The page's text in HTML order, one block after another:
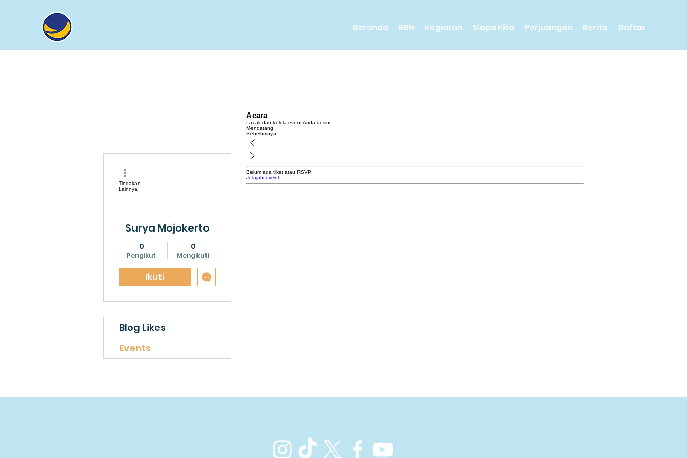
Beranda RBN Kegiatan Siapa Kita Perjuangan Berita Daftar
Acara
Lacak dan kelola event Anda di sini.
Mendatang
Sebelumnya
Belum ada tiket atau RSVP
Jelajahi event
Surya Mojokerto
0
Pengikut
0
Mengikuti
Ikuti
Tindakan
Lainnya
Blog Likes
Events